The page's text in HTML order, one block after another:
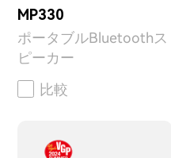
MP330
ポータブルBluetoothス
ピーカー
比較